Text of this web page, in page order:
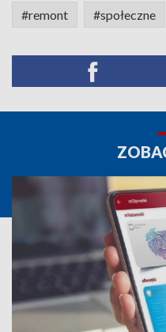
#remont #społeczne